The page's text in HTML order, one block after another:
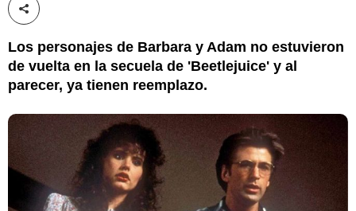
Compartir esta noticia
Los personajes de Barbara y Adam no estuvieron
de vuelta en la secuela de 'Beetlejuice' y al
parecer, ya tienen reemplazo.